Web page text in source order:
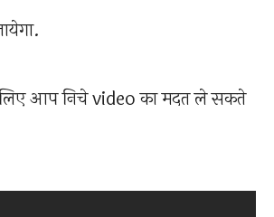
लिए आप निचे video का मदत ले सकते